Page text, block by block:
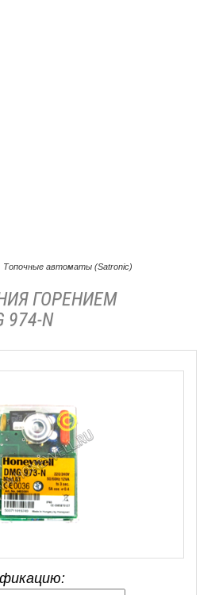
Топочные автоматы (Satronic)
ГОРЕНИЕМ
974-N